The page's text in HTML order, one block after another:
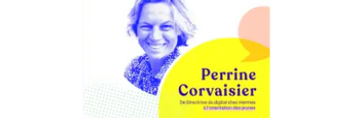
Interview de Perrine Corvaisier dans le
podcast Pourquoi pas moi